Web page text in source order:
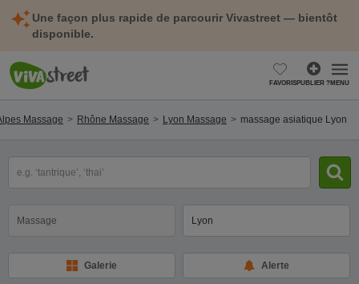
Une façon plus rapide de parcourir Vivastreet — bientôt
disponible.
FAVORISPUBLIER ?MENU
Massage Rhône Massage Lyon Massage massage asiatique Lyon
clé(s)
Galerie Alerte